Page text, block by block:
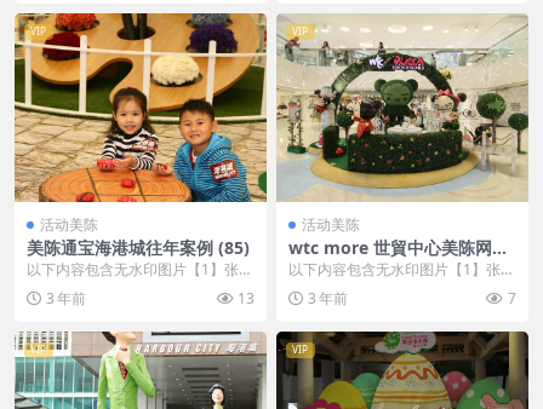
VIP
活动美陈
美陈通宝海港城往年案例 (85)
以下内容包含无水印图片【1】张
，开通会员无障碍浏览 开通VIP会
员 3 年前 13
VIP
活动美陈
wtc more 世貿中心美陈网站
环球美陈网 (22)
以下内容包含无水印图片【1】张
，开通会员无障碍浏览 开通VIP会
员 3 年前 7
VIP VIP